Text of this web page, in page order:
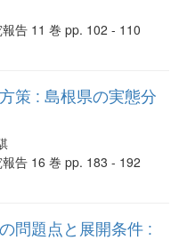
告 11 巻 pp. 102 - 110
策 : 島根県の実態分
告 16 巻 pp. 183 - 192
問題点と展開条件 :